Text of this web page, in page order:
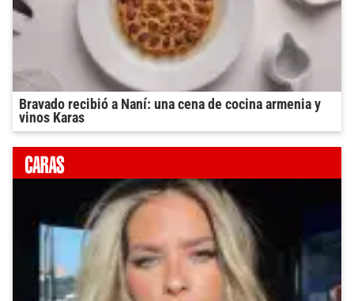
Bravado recibió a Naní: una cena de cocina armenia y
vinos Karas